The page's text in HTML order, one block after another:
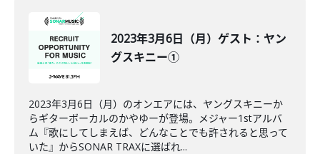
2023年3月6日（月）ゲスト：ヤン
グスキニー①
2023年3月6日（月）のオンエアには、ヤングスキニーか
らギターボーカルのかやゆーが登場。メジャー1stアルバ
ム『歌にしてしまえば、どんなことでも許されると思って
いた』からSONAR TRAXに選ばれ...